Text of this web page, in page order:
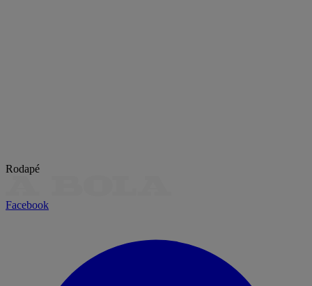
Rodapé
Facebook